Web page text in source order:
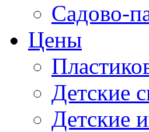
Садово-
Цены
Детские
Детские